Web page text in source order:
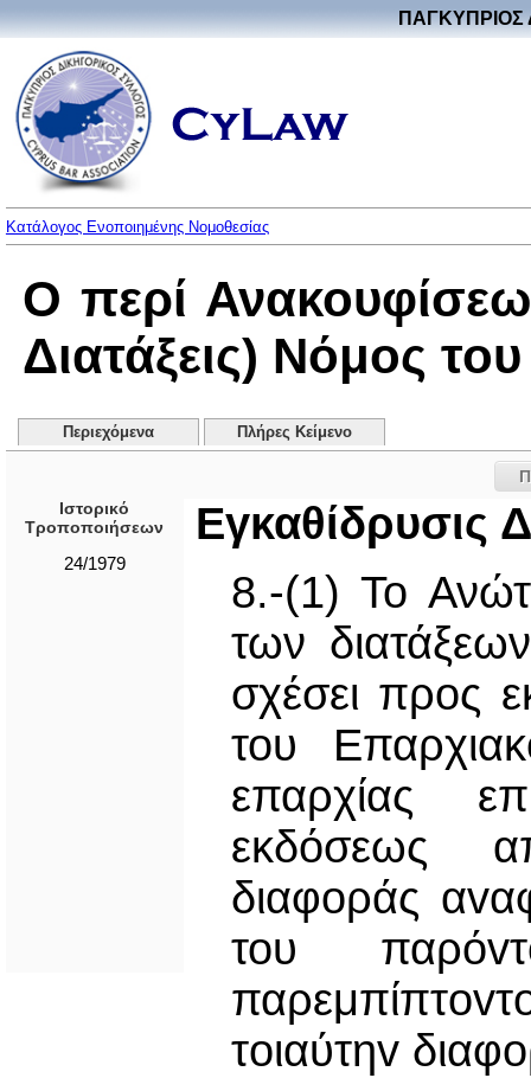
ΠΑΓΚΥΠΡΙΟΣ
Κατάλογος Ενοποιημένης Νομοθεσίας
Ο περί
Διατάξεις) Νόμος
Περιεχόμενα Πλήρες Κείμενο
Ιστορικό
Τροποποιήσεων
24/1979
Εγκαθίδρυσις
8.-(1) Το
των
σχέσει προς
του
επαρχίας
εκδόσεως
διαφοράς
του
τoιαύτηv